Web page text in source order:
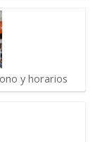
y horarios